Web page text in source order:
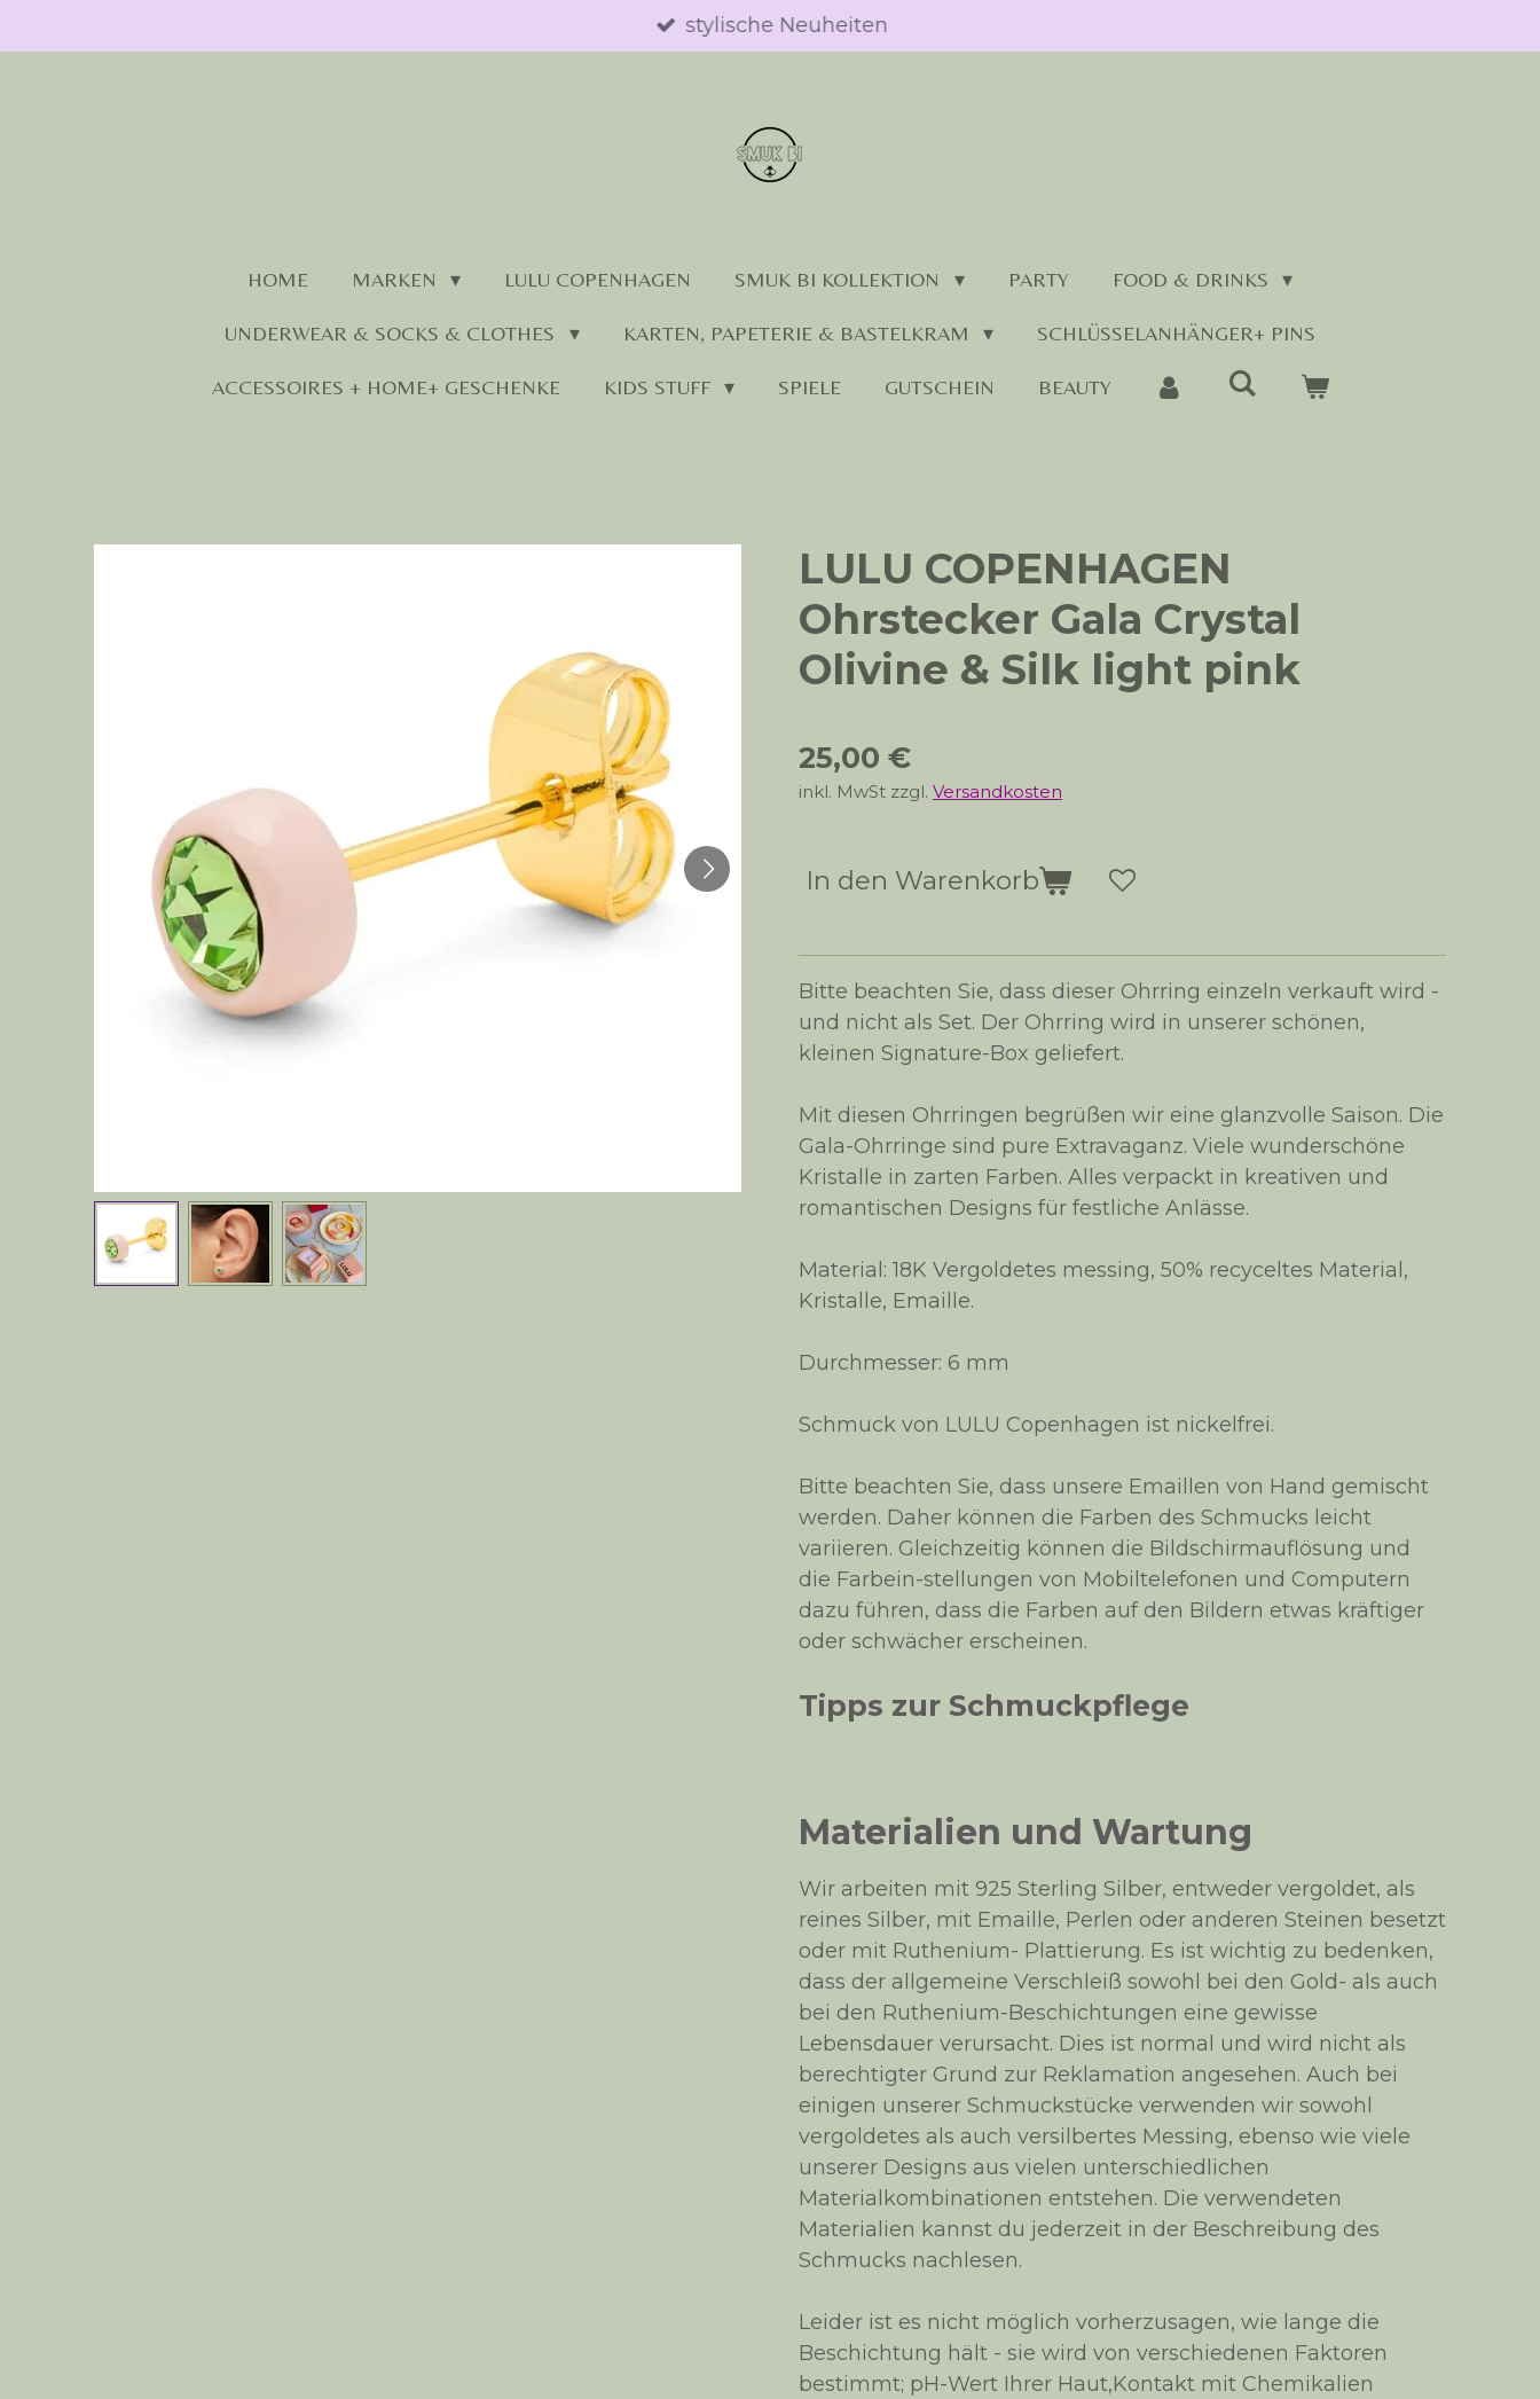
Hauptinhalt
stylische Neuheiten
HOME MARKEN LULU COPENHAGEN SMUK BI KOLLEKTION PARTY FOOD & DRINKS
UNDERWEAR & SOCKS & CLOTHES KARTEN, PAPETERIE & BASTELKRAM SCHLÜSSELANHÄNGER+ PINS
ACCESSOIRES + HOME+ GESCHENKE KIDS STUFF SPIELE GUTSCHEIN BEAUTY
LULU COPENHAGEN
Ohrstecker Gala Crystal
Olivine & Silk light pink
25,00 €
inkl. MwSt zzgl. Versandkosten
In den Warenkorb
Bitte beachten Sie, dass dieser Ohrring einzeln verkauft wird -
und nicht als Set. Der Ohrring wird in unserer schönen,
kleinen Signature-Box geliefert.
Mit diesen Ohrringen begrüßen wir eine glanzvolle Saison. Die
Gala-Ohrringe sind pure Extravaganz. Viele wunderschöne
Kristalle in zarten Farben. Alles verpackt in kreativen und
romantischen Designs für festliche Anlässe.
Material: 18K Vergoldetes messing, 50% recyceltes Material,
Kristalle, Emaille.
Durchmesser: 6 mm
Schmuck von LULU Copenhagen ist nickelfrei.
Bitte beachten Sie, dass unsere Emaillen von Hand gemischt
werden. Daher können die Farben des Schmucks leicht
variieren. Gleichzeitig können die Bildschirmauflösung und
die Farbein-stellungen von Mobiltelefonen und Computern
dazu führen, dass die Farben auf den Bildern etwas kräftiger
oder schwächer erscheinen.
Tipps zur Schmuckpflege
Materialien und Wartung
Wir arbeiten mit 925 Sterling Silber, entweder vergoldet, als
reines Silber, mit Emaille, Perlen oder anderen Steinen besetzt
oder mit Ruthenium- Plattierung. Es ist wichtig zu bedenken,
dass der allgemeine Verschleiß sowohl bei den Gold- als auch
bei den Ruthenium-Beschichtungen eine gewisse
Lebensdauer verursacht. Dies ist normal und wird nicht als
berechtigter Grund zur Reklamation angesehen. Auch bei
einigen unserer Schmuckstücke verwenden wir sowohl
vergoldetes als auch versilbertes Messing, ebenso wie viele
unserer Designs aus vielen unterschiedlichen
Materialkombinationen entstehen. Die verwendeten
Materialien kannst du jederzeit in der Beschreibung des
Schmucks nachlesen.
Leider ist es nicht möglich vorherzusagen, wie lange die
Beschichtung hält - sie wird von verschiedenen Faktoren
bestimmt; pH-Wert Ihrer Haut,Kontakt mit Chemikalien